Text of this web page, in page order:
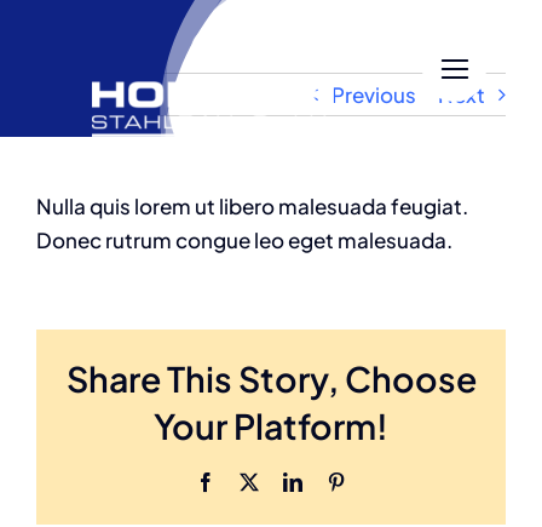
Previous Next
Nulla quis lorem ut libero malesuada feugiat.
Donec rutrum congue leo eget malesuada.
Share This Story, Choose
Your Platform!
Facebook LinkedIn